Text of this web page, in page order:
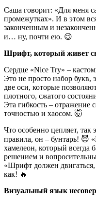
Саша говорит: «Для меня
промежутках». И в этом
законченным и
и… ну, почти ею. 😉
Шрифт, который живет
Сердце «Nice Try» –
Это не просто набор букв,
две оси, которые
плотного, сжатого
Эта гибкость – отражение
точностью и хаосом. 🤯
Что особенно цепляет,
правила, он – бунтарь! 😈
хамелеон, который всегда
решением и
«Шрифт должен
как! 🔥
Визуальный язык